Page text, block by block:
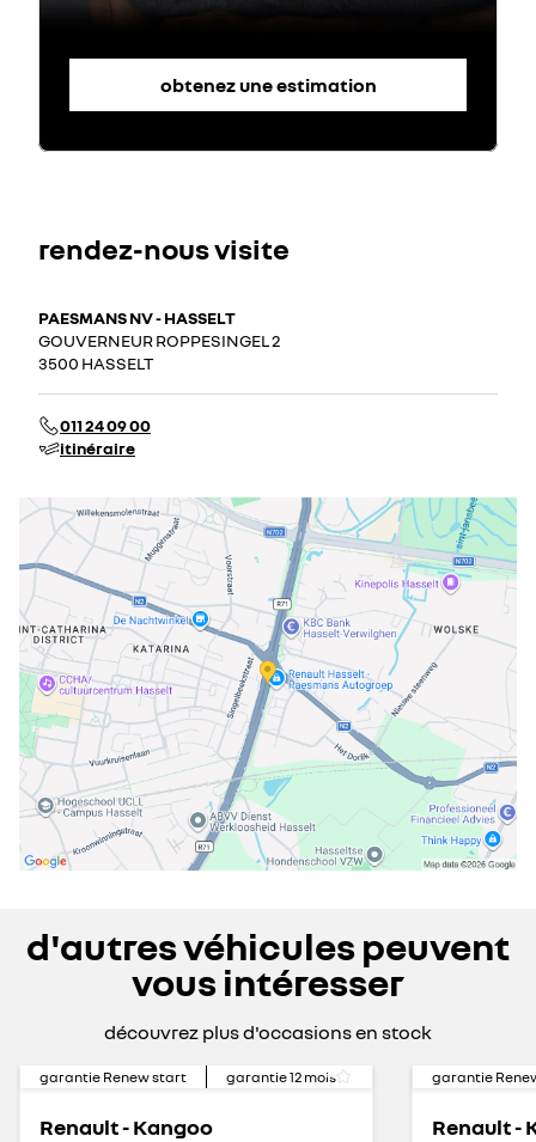
obtenez une estimation
rendez-nous visite
PAESMANS NV - HASSELT
GOUVERNEUR ROPPESINGEL 2
3500 HASSELT
011 24 09 00
itinéraire
d'autres véhicules peuvent
vous intéresser
découvrez plus d'occasions en stock
garantie Renew start garantie12 mois
Renault - Kangoo
garantie
Renault -